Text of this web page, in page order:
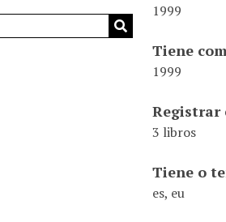
1999
Tiene
1999
Registrar
3 libros
Tiene o
es, eu